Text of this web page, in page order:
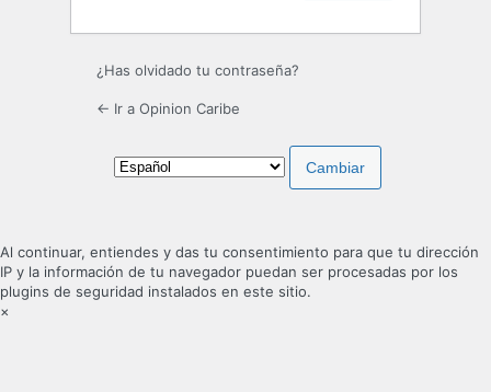
¿Has olvidado tu contraseña?
← Ir a Opinion Caribe
Idioma
Al continuar, entiendes y das tu consentimiento para que tu dirección
IP y la información de tu navegador puedan ser procesadas por los
plugins de seguridad instalados en este sitio.
×